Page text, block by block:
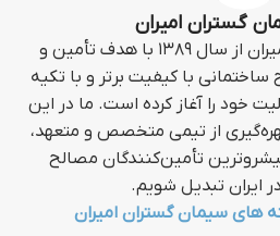
گستران امیران
مجموعه سیمان گستر امیران از سال ۱۳۸۹ با هدف تأمین و
ساختمانی با کیفیت برتر و با تکیه
خود را آغاز کرده است. ما در این
از تیمی متخصص و متعهد،
تأمین‌کنندگان مصالح
ایران تبدیل شویم.
های سیمان گستران امیران